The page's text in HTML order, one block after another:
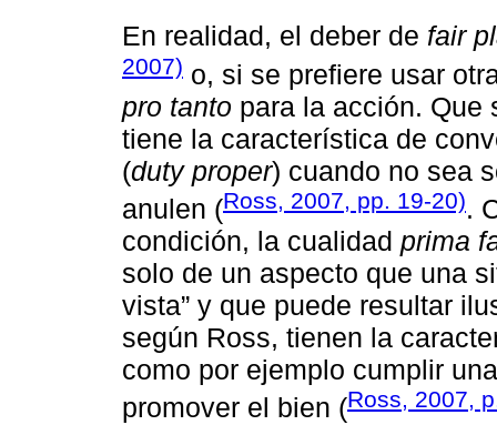
En realidad, el deber de fair
2007) o, si se prefiere usar
pro tanto para la acción. Que
tiene la característica de
(duty proper) cuando no sea
anulen (Ross, 2007, pp. 19-20).
condición, la cualidad prima
solo de un aspecto que una
vista” y que puede resultar
según Ross, tienen la
como por ejemplo cumplir
promover el bien (Ross, 2007,